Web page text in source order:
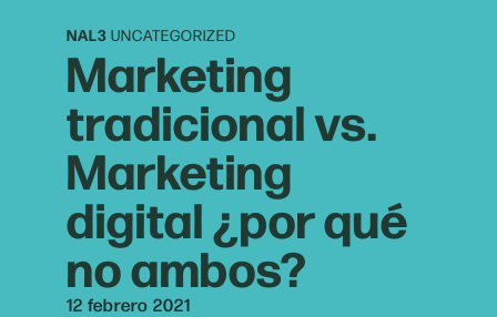
NAL3 UNCATEGORIZED
Marketing
tradicional vs.
Marketing
digital ¿por qué
no ambos?
12 febrero 2021